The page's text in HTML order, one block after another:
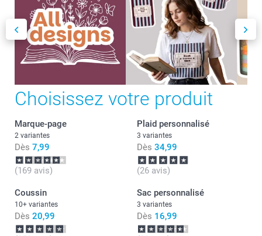
Choisissez votre produit
Marque-page
2 variantes
Dès 7,99
(169 avis)
Plaid personnalisé
3 variantes
Dès 34,99
(26 avis)
Coussin
10+ variantes
Dès 20,99
Sac personnalisé
3 variantes
Dès 16,99